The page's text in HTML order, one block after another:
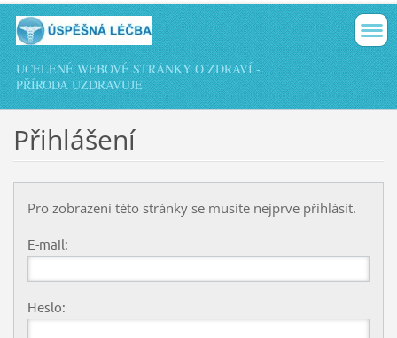
UCELENÉ WEBOVÉ STRÁNKY O ZDRAVÍ -
PŘÍRODA UZDRAVUJE
Přihlášení
Pro zobrazení této stránky se musíte nejprve přihlásit.
E-mail:
Heslo: